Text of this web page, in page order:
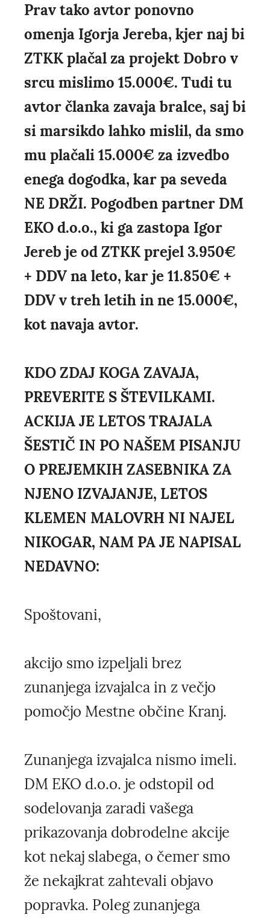
Prav tako avtor ponovno
omenja Igorja Jereba, kjer naj bi
ZTKK plačal za projekt Dobro v
srcu mislimo 15.000€. Tudi tu
avtor članka zavaja bralce, saj bi
si marsikdo lahko mislil, da smo
mu plačali 15.000€ za izvedbo
enega dogodka, kar pa seveda
NE DRŽI. Pogodben partner DM
EKO d.o.o., ki ga zastopa Igor
Jereb je od ZTKK prejel 3.950€
+ DDV na leto, kar je 11.850€ +
DDV v treh letih in ne 15.000€,
kot navaja avtor.
KDO ZDAJ KOGA ZAVAJA,
PREVERITE S ŠTEVILKAMI.
ACKIJA JE LETOS TRAJALA
ŠESTIČ IN PO NAŠEM PISANJU
O PREJEMKIH ZASEBNIKA ZA
NJENO IZVAJANJE, LETOS
KLEMEN MALOVRH NI NAJEL
NIKOGAR, NAM PA JE NAPISAL
NEDAVNO:
Spoštovani,
akcijo smo izpeljali brez
zunanjega izvajalca in z večjo
pomočjo Mestne občine Kranj.
Zunanjega izvajalca nismo imeli.
DM EKO d.o.o. je odstopil od
sodelovanja zaradi vašega
prikazovanja dobrodelne akcije
kot nekaj slabega, o čemer smo
že nekajkrat zahtevali objavo
popravka. Poleg zunanjega